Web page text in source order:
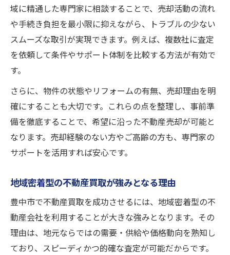
不動産売却は専門家の知識が決め手
豊中市の不動産買取で納得の取引を実現
査定から契約までの流れと注意点
専門家が教える高額売却のポイント
地域密着型サービスが選ばれる理由
豊中市の不動産売却に地域密着型が強い理
由
不動産買取で地域サービスがもたらす安心
容
不動産売却で地元情報を活かすポイント
域に精通した専門家に相談することで、売却活動の流れ
や手続き負担を最小限に抑えながら、トラブルの少ない
スムーズな取引が実現できます。例えば、複数社に査定
を依頼して条件やサポート体制を比較する方法が有効で
す。
さらに、物件の状態やリフォームの有無、売却理由を明
確にすることも大切です。これらの点を整理し、事前準
備を徹底することで、希望に沿った不動産売却が可能と
なります。売却経験のない方やご高齢の方も、専門家の
サポートを活用すれば安心です。
地域密着型の不動産買取が強みとなる理由
豊中市で不動産買取を成功させるには、地域密着型の不
動産会社を利用することが大きな強みとなります。その
理由は、地元ならではの需要・供給や価格動向を熟知し
ており、スピーディかつ的確な査定が可能だからです。